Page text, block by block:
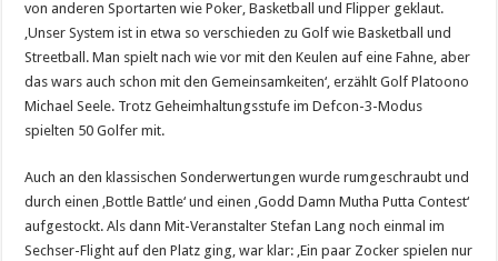
von anderen Sportarten wie Poker, Basketball und Flipper geklaut.
‚Unser System ist in etwa so verschieden zu Golf wie Basketball und
Streetball. Man spielt nach wie vor mit den Keulen auf eine Fahne, aber
das wars auch schon mit den Gemeinsamkeiten‘, erzählt Golf Platoono
Michael Seele. Trotz Geheimhaltungsstufe im Defcon-3-Modus
spielten 50 Golfer mit.
Auch an den klassischen Sonderwertungen wurde rumgeschraubt und
durch einen ‚Bottle Battle‘ und einen ‚Godd Damn Mutha Putta Contest‘
aufgestockt. Als dann Mit-Veranstalter Stefan Lang noch einmal im
Sechser-Flight auf den Platz ging, war klar: ‚Ein paar Zocker spielen nur